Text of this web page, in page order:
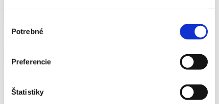
súhlasu
Potrebné
Preferencie
Štatistiky
Bankovníctvo a poisťovníctvo
Marketing, reklama a médiá
Právo